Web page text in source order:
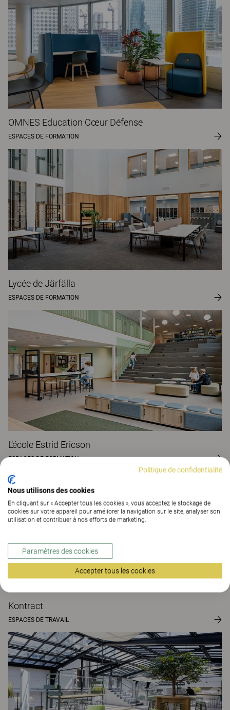
OMNES Education Cœur Défense
ESPACES DE FORMATION
Lycée de Järfälla
ESPACES DE FORMATION
L’école Estrid Ericson
ESPACES DE FORMATION
Kontract
ESPACES DE TRAVAIL
Politique de confidentialité
Nous utilisons des cookies
En cliquant sur « Accepter tous les cookies », vous acceptez le stockage de
cookies sur votre appareil pour améliorer la navigation sur le site, analyser son
utilisation et contribuer à nos efforts de marketing.
Paramètres des cookies
Accepter tous les cookies